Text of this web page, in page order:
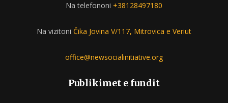
Na telefononi +38128497180
Na vizitoni Čika Jovina V/117, Mitrovica e Veriut
office@newsocialinitiative.org
Publikimet e fundit